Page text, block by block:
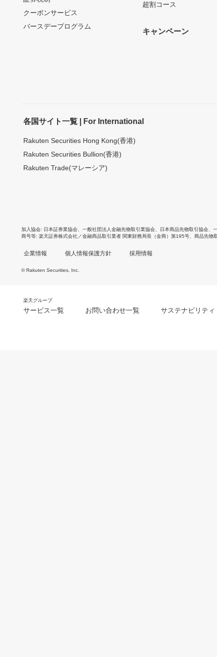
クーポンサービス
バースデープログラム
超割コース
キャンペーン
各国サイト一覧 | For International
Rakuten Securities Hong Kong(香港)
Rakuten Securities Bullion(香港)
Rakuten Trade(マレーシア)
加入協会 日本証券業協会 一般社団法人金融先物取引業協会 日本商品先物取引協会
商号等 楽天証券株式会社／金融商品取引業者 関東財務局長（金商）第195号、商品先物
企業情報 個人情報保護方針 採用情報
© Rakuten Securities, Inc.
楽天グループ
サービス一覧 お問い合わせ一覧 サステナビリティ